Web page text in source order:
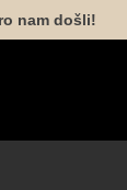
nam došli!